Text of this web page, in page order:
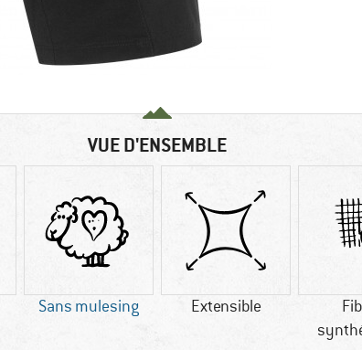
VUE D'ENSEMBLE
Sans mulesing Extensible